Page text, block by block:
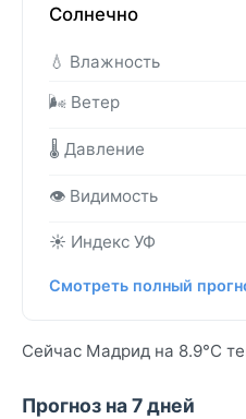
Солнечно
💧 Влажность
🌬️ Ветер
🌡️ Давление
👁️ Видимость
☀️ Индекс УФ
Смотреть полный
Сейчас Мадрид на 8.9°C
Прогноз на 7 дней